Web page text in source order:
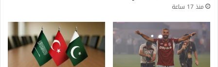
منذ 17 ساعة